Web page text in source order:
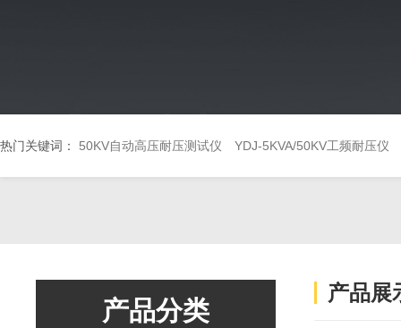
热门关键词： 50KV自动高压耐压测试仪 YDJ-5KVA/50KV工频耐压仪
产品分类
产品展